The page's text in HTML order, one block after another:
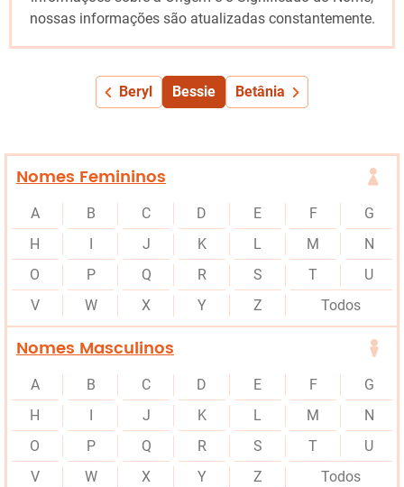
nossas informações são atualizadas constantemente.
Beryl Bessie Betânia
Nomes Femininos
A B C D E F
G
H
J K L M
N
O
P Q R S T
U
V
W X Y Z Todos
Nomes Masculinos
A B C D E F
G
H
J K L M
N
O
P Q R S T
U
V
W X Y Z Todos